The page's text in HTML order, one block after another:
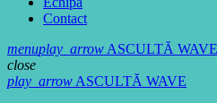
Contact
menuplay_arrowASCULTĂ WAVE
close
play_arrowASCULTĂ WAVE